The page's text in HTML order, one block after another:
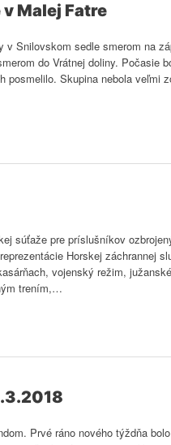
Malej Fatre
v Snilovskom sedle smerom na
do Vrátnej doliny. Počasie
posmelilo. Skupina nebola veľmi
súťaže pre príslušníkov
Horskej záchrannej
vojenský režim,
trením,…
Prvé ráno nového týždňa